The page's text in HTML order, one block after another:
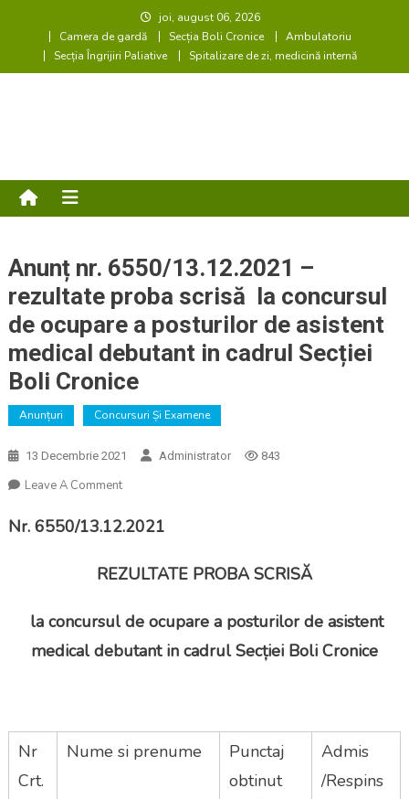
content
joi, august 06, 2026
Camera de gardă
Secția Boli Cronice
Ambulatoriu
Secția Îngrijiri Paliative
Spitalizare de zi, medicină internă
Anunț nr. 6550/13.12.2021 –
rezultate proba scrisă la concursul
de ocupare a posturilor de asistent
medical debutant in cadrul Secției
Boli Cronice
Anunțuri Concursuri Și Examene
13 Decembrie 2021 Administrator 843
Leave A CommentOn
Nr.
–
Scrisă
La
A
Posturilor
Nr. 6550/13.12.2021
REZULTATE PROBA SCRISĂ
la concursul de ocupare a posturilor de asistent
medical debutant in cadrul Secției Boli Cronice
Nr
Crt.
Nume si prenume
Punctaj
obtinut
Admis
/Respins